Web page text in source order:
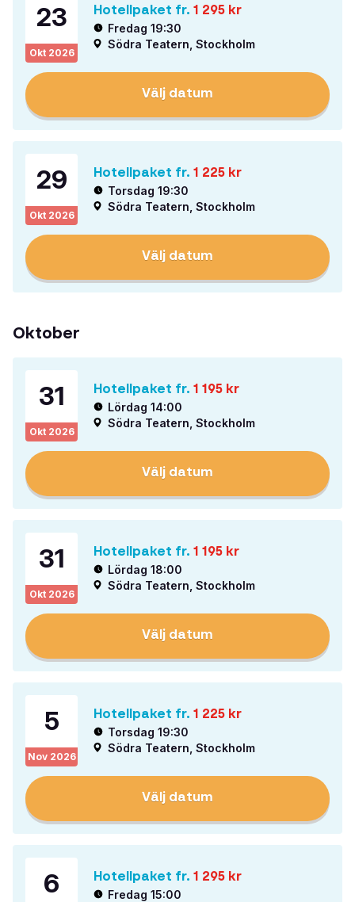
23
Okt 2026
Hotellpaket fr. 1 295 kr
Fredag 19:30
Södra Teatern, Stockholm
Välj datum
29
Okt 2026
Hotellpaket fr. 1 225 kr
Torsdag 19:30
Södra Teatern, Stockholm
Välj datum
Oktober
31
Okt 2026
Hotellpaket fr. 1 195 kr
Lördag 14:00
Södra Teatern, Stockholm
Välj datum
31
Okt 2026
Hotellpaket fr. 1 195 kr
Lördag 18:00
Södra Teatern, Stockholm
Välj datum
5
Nov 2026
Hotellpaket fr. 1 225 kr
Torsdag 19:30
Södra Teatern, Stockholm
Välj datum
6 Hotellpaket fr. 1 295 kr
Fredag 15:00